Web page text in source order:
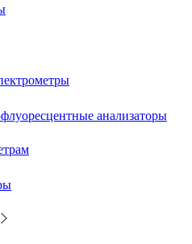
анализаторы